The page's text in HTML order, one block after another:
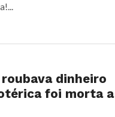
dinheiro
foi morta a